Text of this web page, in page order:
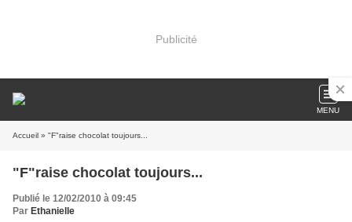
Publicité
MENU
Accueil » "F"raise chocolat toujours...
"F"raise chocolat toujours...
Publié le 12/02/2010 à 09:45
Par Ethanielle